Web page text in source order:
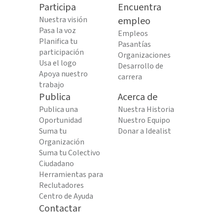
Participa
Nuestra visión
Pasa la voz
Planifica tu
participación
Usa el logo
Apoya nuestro
trabajo
Encuentra
empleo
Empleos
Pasantías
Organizaciones
Desarrollo de
carrera
Publica
Publica una
Oportunidad
Suma tu
Organización
Suma tu Colectivo
Ciudadano
Herramientas para
Reclutadores
Centro de Ayuda
Acerca de
Nuestra Historia
Nuestro Equipo
Donar a Idealist
Contactar